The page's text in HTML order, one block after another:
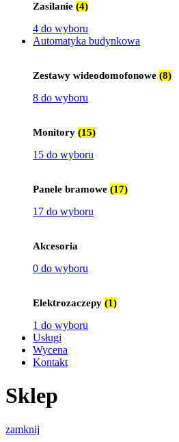
Zasilanie (4)
4 do wyboru
Automatyka budynkowa
Zestawy wideodomofonowe (8)
8 do wyboru
Monitory (15)
15 do wyboru
Panele bramowe (17)
17 do wyboru
Akcesoria
0 do wyboru
Elektrozaczepy (1)
1 do wyboru
Usługi
Wycena
Kontakt
Sklep
zamknij